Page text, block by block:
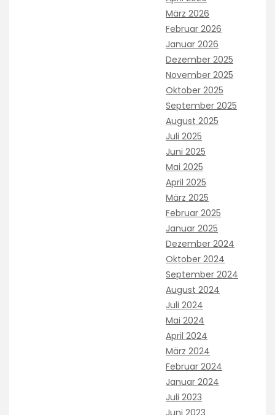
März 2026
Februar 2026
Januar 2026
Dezember 2025
November 2025
Oktober 2025
September 2025
August 2025
Juli 2025
Juni 2025
Mai 2025
April 2025
März 2025
Februar 2025
Januar 2025
Dezember 2024
Oktober 2024
September 2024
August 2024
Juli 2024
Mai 2024
April 2024
März 2024
Februar 2024
Januar 2024
Juli 2023